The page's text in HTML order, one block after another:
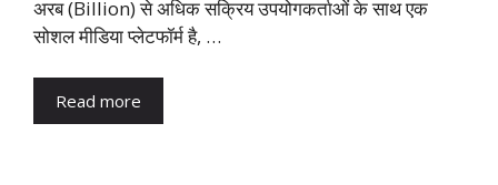
अरब (Billion) से अधिक सक्रिय उपयोगकर्ताओं के साथ एक
सोशल मीडिया प्लेटफॉर्म है, …
Read more